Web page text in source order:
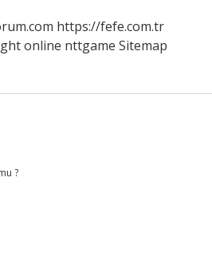
https://fefe.com.tr
online nttgame Sitemap
?